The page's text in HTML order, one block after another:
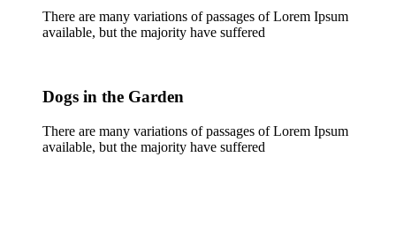
There are many variations of passages of Lorem Ipsum
available, but the majority have suffered
Dogs in the Garden
There are many variations of passages of Lorem Ipsum
available, but the majority have suffered